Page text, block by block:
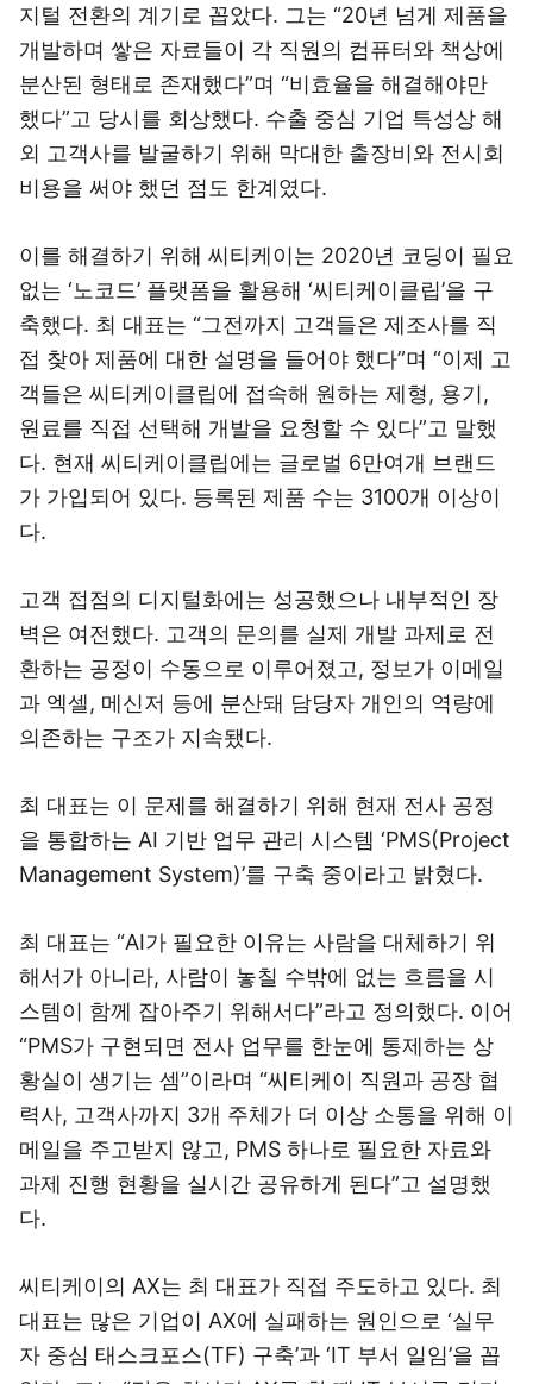
지털 전환의 계기로 꼽았다. 그는 “20년 넘게 제품을
개발하며 쌓은 자료들이 각 직원의 컴퓨터와 책상에
분산된 형태로 존재했다”며 “비효율을 해결해야만
했다”고 당시를 회상했다. 수출 중심 기업 특성상 해
외 고객사를 발굴하기 위해 막대한 출장비와 전시회
비용을 써야 했던 점도 한계였다.
이를 해결하기 위해 씨티케이는 2020년 코딩이 필요
없는 ‘노코드’ 플랫폼을 활용해 ‘씨티케이클립’을 구
축했다. 최 대표는 “그전까지 고객들은 제조사를 직
접 찾아 제품에 대한 설명을 들어야 했다”며 “이제 고
객들은 씨티케이클립에 접속해 원하는 제형, 용기,
원료를 직접 선택해 개발을 요청할 수 있다”고 말했
다. 현재 씨티케이클립에는 글로벌 6만여개 브랜드
가 가입되어 있다. 등록된 제품 수는 3100개 이상이
다.
고객 접점의 디지털화에는 성공했으나 내부적인 장
벽은 여전했다. 고객의 문의를 실제 개발 과제로 전
환하는 공정이 수동으로 이루어졌고, 정보가 이메일
과 엑셀, 메신저 등에 분산돼 담당자 개인의 역량에
의존하는 구조가 지속됐다.
최 대표는 이 문제를 해결하기 위해 현재 전사 공정
을 통합하는 AI 기반 업무 관리 시스템 ‘PMS(Project
Management System)’를 구축 중이라고 밝혔다.
최 대표는 “AI가 필요한 이유는 사람을 대체하기 위
해서가 아니라, 사람이 놓칠 수밖에 없는 흐름을 시
스템이 함께 잡아주기 위해서다”라고 정의했다. 이어
“PMS가 구현되면 전사 업무를 한눈에 통제하는 상
황실이 생기는 셈”이라며 “씨티케이 직원과 공장 협
력사, 고객사까지 3개 주체가 더 이상 소통을 위해 이
메일을 주고받지 않고, PMS 하나로 필요한 자료와
과제 진행 현황을 실시간 공유하게 된다”고 설명했
다.
씨티케이의 AX는 최 대표가 직접 주도하고 있다. 최
대표는 많은 기업이 AX에 실패하는 원인으로 ‘실무
자 중심 태스크포스(TF) 구축’과 ‘IT 부서 일임’을 꼽